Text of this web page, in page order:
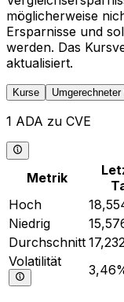
möglicherweise
Ersparnisse und
werden. Das
aktualisiert.
Kurse Umgerechneter
1 ADA zu CVE
Metrik
Hoch
Niedrig
Durchschnitt
Volatilität